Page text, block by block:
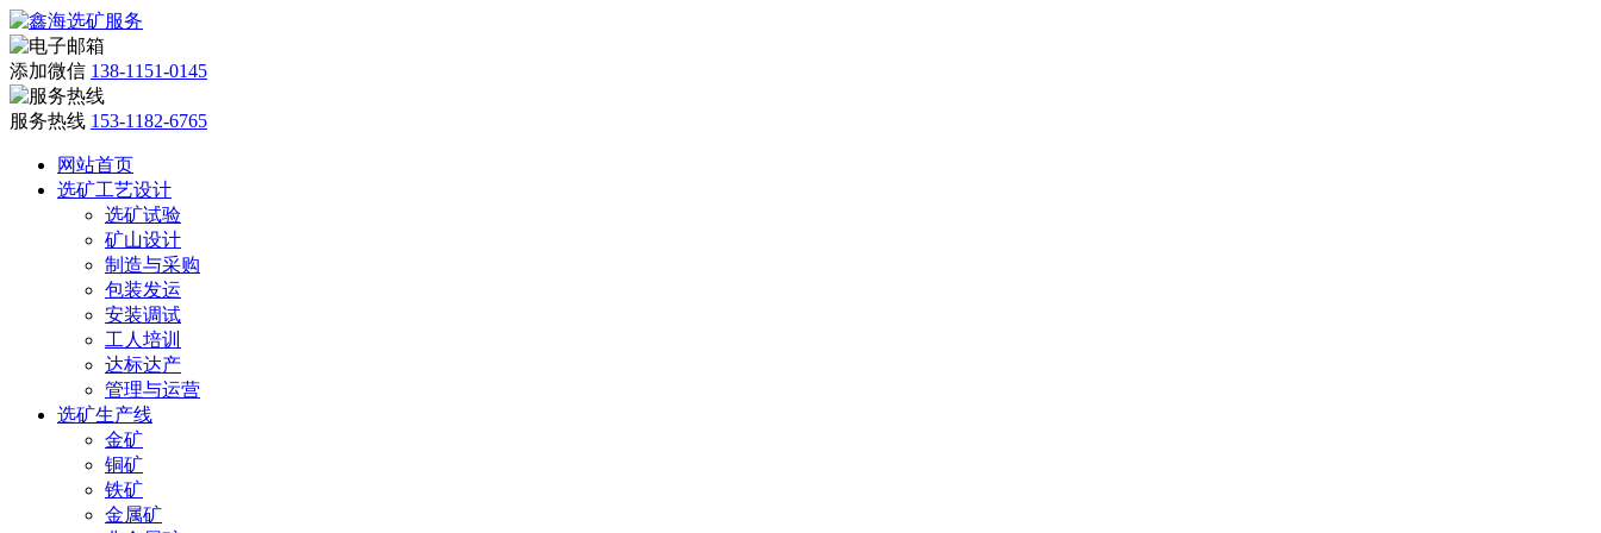
添加微信 138-1151-0145
服务热线 153-1182-6765
网站首页
选矿工艺设计
选矿试验
矿山设计
制造与采购
包装发运
安装调试
工人培训
达标达产
管理与运营
选矿生产线
金矿
铜矿
铁矿
金属矿